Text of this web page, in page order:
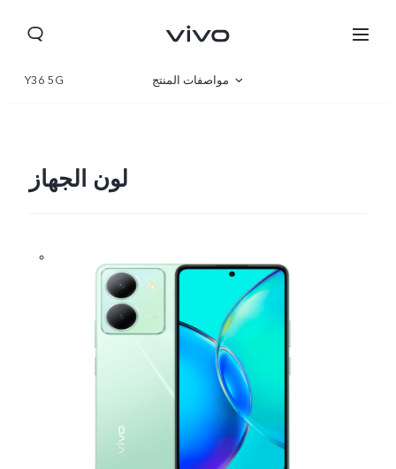
Y36 5G مواصفات المنتج
لون الجهاز